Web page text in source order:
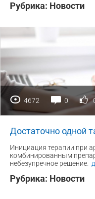
Рубрика: Новости
4672 0
Достаточно одной
Инициация терапии при
комбинированным
небезупречное решение.
Рубрика: Новости